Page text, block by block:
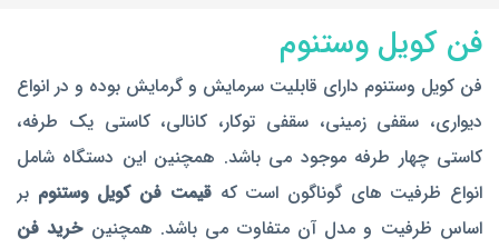
فن کویل وستنوم
فن کویل وستنوم دارای قابلیت سرمایش و گرمایش بوده و در انواع
دیواری، سقفی زمینی، سقفی توکار، کانالی، کاستی یک طرفه،
کاستی چهار طرفه موجود می باشد. همچنین این دستگاه شامل
انواع ظرفیت های گوناگون است کهقیمت فن کویل وستنوم بر
اساس ظرفیت و مدل آن متفاوت می باشد. همچنینخرید فن